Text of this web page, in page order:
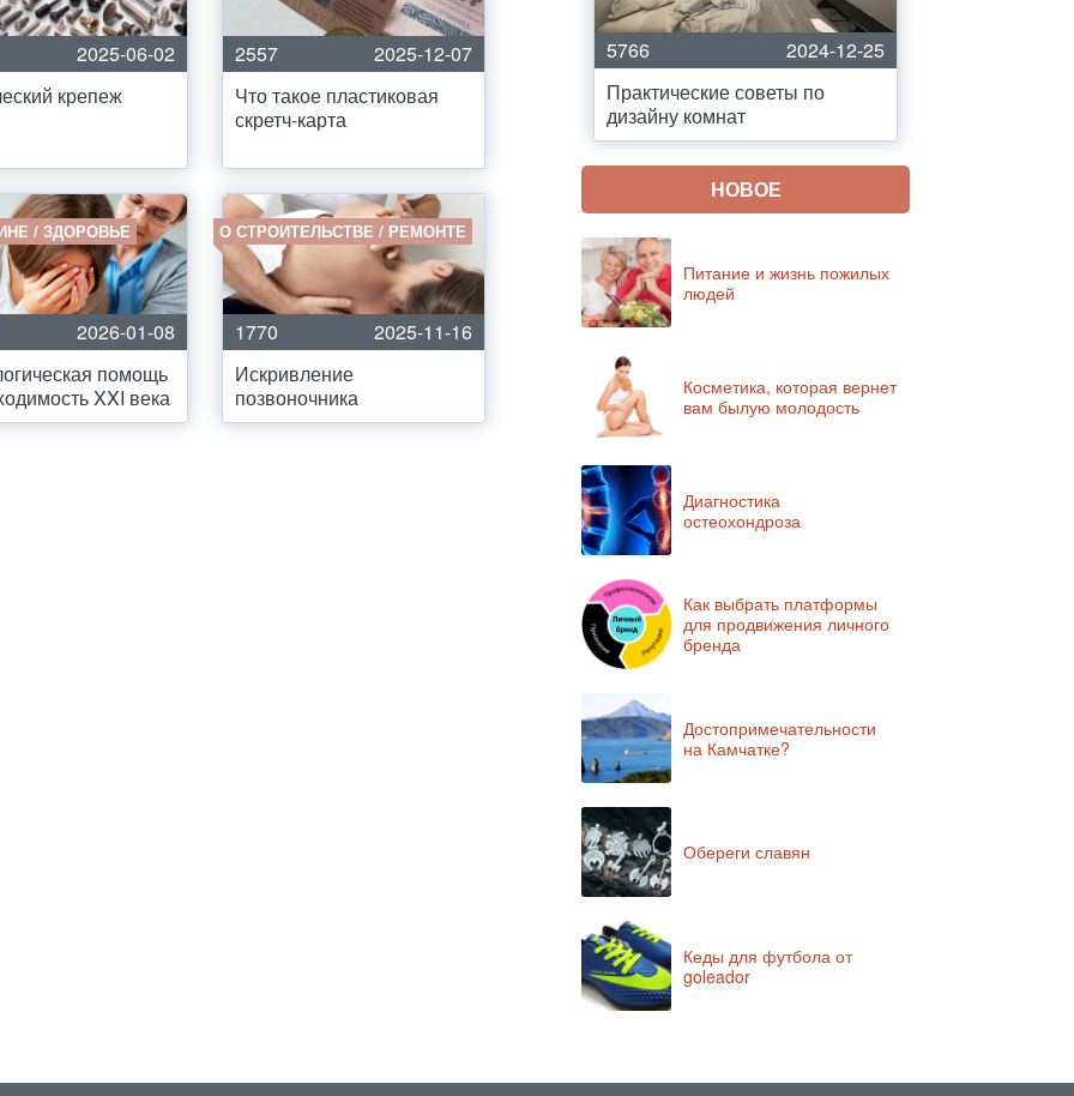
2025-06-02
крепеж
2557
2025-12-07
Что такое пластиковая
скретч-карта
/ ЗДОРОВЬЕ
2026-01-08
помощь
XXI века
О СТРОИТЕЛЬСТВЕ / РЕМОНТЕ
1770
2025-11-16
Искривление
позвоночника
5766
2024-12-25
Практические советы по
дизайну комнат
НОВОЕ
Питание и жизнь пожилых
людей
Косметика, которая вернет
вам былую молодость
Диагностика
остеохондроза
Как выбрать платформы
для продвижения личного
бренда
Достопримечательности
на Камчатке?
Обереги славян
Кеды для футбола от
goleador